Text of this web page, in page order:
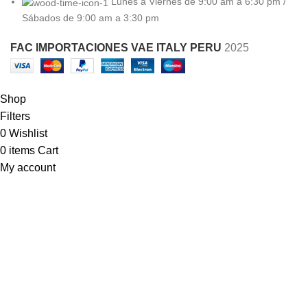
Sábados de 9:00 am a 3:30 pm
FAC IMPORTACIONES VAE ITALY PERU 2025
Shop
Filters
0 Wishlist
0 items Cart
My account